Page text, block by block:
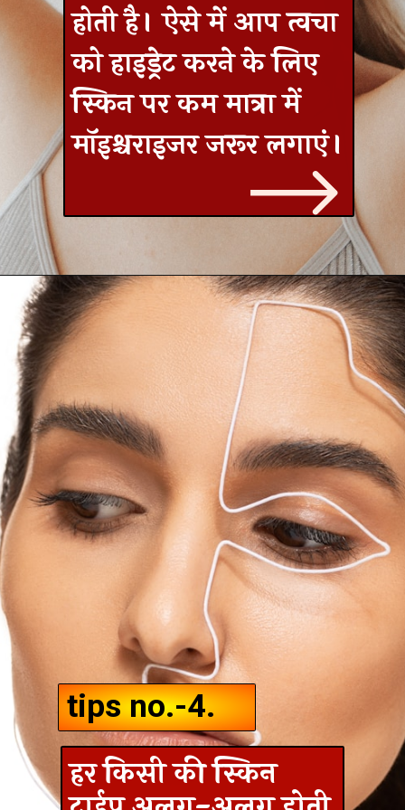
होती है। ऐसे में आप त्वचा
को हाइड्रेट करने के लिए
स्किन पर कम मात्रा में
मॉइश्चराइजर जरूर लगाएं।
tips no.-4.
हर किसी की स्किन